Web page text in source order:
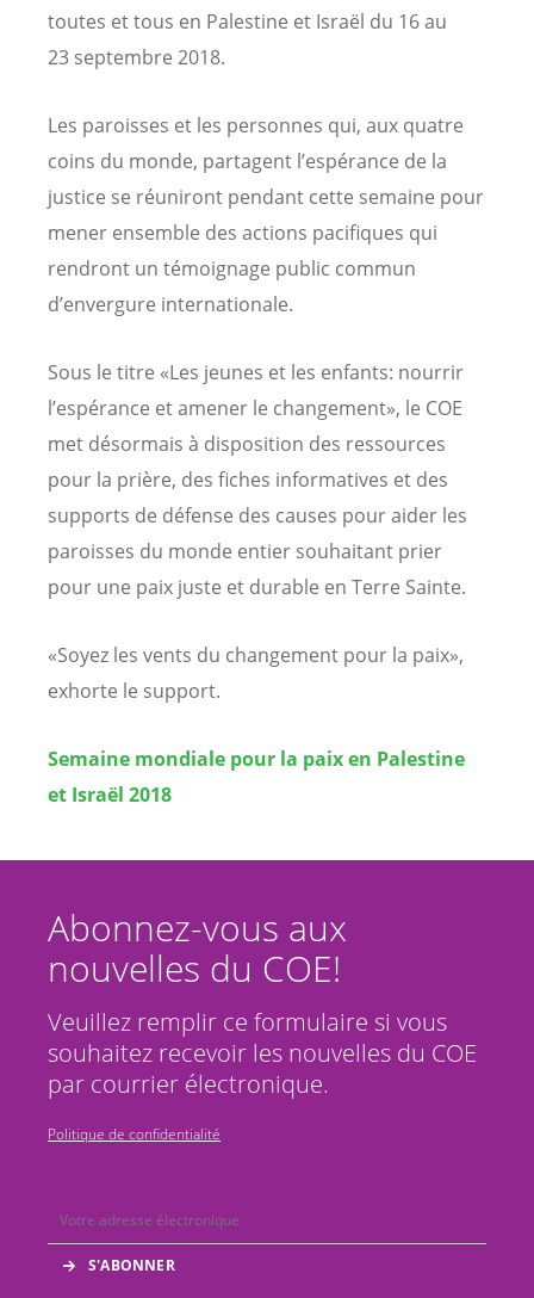
toutes et tous en Palestine et Israël du 16 au
23 septembre 2018.
Les paroisses et les personnes qui, aux quatre
coins du monde, partagent l’espérance de la
justice se réuniront pendant cette semaine pour
mener ensemble des actions pacifiques qui
rendront un témoignage public commun
d’envergure internationale.
Sous le titre «Les jeunes et les enfants: nourrir
l’espérance et amener le changement», le COE
met désormais à disposition des ressources
pour la prière, des fiches informatives et des
supports de défense des causes pour aider les
paroisses du monde entier souhaitant prier
pour une paix juste et durable en Terre Sainte.
«Soyez les vents du changement pour la paix»,
exhorte le support.
Semaine mondiale pour la paix en Palestine
et Israël 2018
Abonnez-vous aux
nouvelles du COE!
Veuillez remplir ce formulaire si vous
souhaitez recevoir les nouvelles du COE
par courrier électronique.
Politique de confidentialité